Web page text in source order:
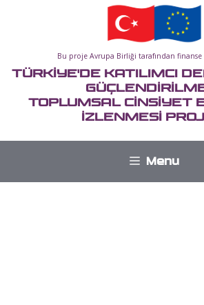
Bu proje Avrupa Birliği tarafından
TÜRKİYE'DE KATILIMCI
TOPLUMSAL CİNSİYET
İZLENMESİ
Menu